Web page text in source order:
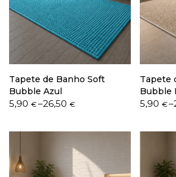
Política de
Tapete de Banho Soft
Bubble Azul
5,90 €–26,50€
Price
26,50 €
Tapete
Bubble
5,90 €–
Price